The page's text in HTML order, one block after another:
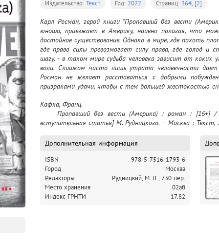
Издательство: Текст Год: 2022 Страниц: 364, [2]
Карл Росман, герой книги "Пропавший без вести
юноша, приезжает в Америку, наивно полагая, что
достойное существование. Однако в мире, где похоть
где право силы превозмогает силу права, где голод и
шагу, - в таком мире судьба человека зависит от каких
воли. Слишком часто лишь утрата человечности
Росман не желает расставаться с добрыми
призраками удачи, чтобы с тем большей жестокостью
Кафка, Франц.
	Пропавший без вести (Америка) : роман : [16+] / Франц Кафка ; перевод с немецкого [и
вступительная статья] М. Рудницкого. – Москва : Текст,
Дополнительная информация
ISBN
978-5-7516-1793-6
Город
Москва
Редакторы
Рудницкий, М. Л., 730 пер.
Место хранения
02аб
Индекс ГРНТИ
17.82